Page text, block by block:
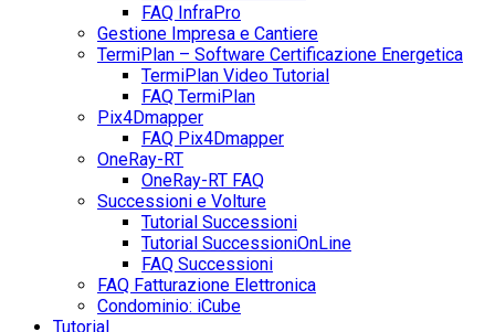
FAQ InfraPro
Gestione Impresa e Cantiere
TermiPlan – Software Certificazione Energetica
TermiPlan Video Tutorial
FAQ TermiPlan
Pix4Dmapper
FAQ Pix4Dmapper
OneRay-RT
OneRay-RT FAQ
Successioni e Volture
Tutorial Successioni
Tutorial SuccessioniOnLine
FAQ Successioni
FAQ Fatturazione Elettronica
Condominio: iCube
Tutorial